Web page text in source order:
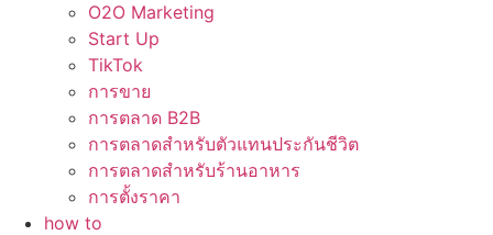
O2O Marketing
Start Up
TikTok
การขาย
การตลาด B2B
การตลาดสำหรับตัวแทนประกันชีวิต
การตลาดสำหรับร้านอาหาร
การตั้งราคา
how to